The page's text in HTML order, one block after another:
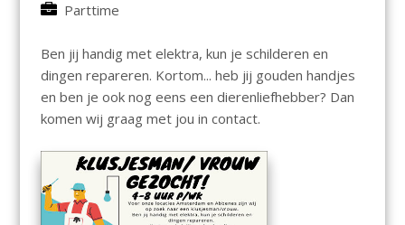
Parttime
Ben jij handig met elektra, kun je schilderen en
dingen repareren. Kortom... heb jij gouden handjes
en ben je ook nog eens een dierenliefhebber? Dan
komen wij graag met jou in contact.